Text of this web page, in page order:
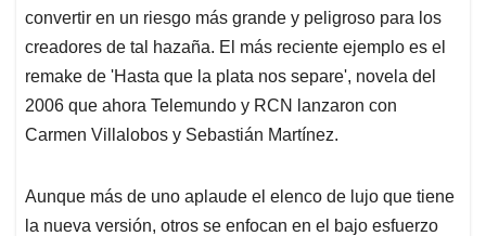
convertir en un riesgo más grande y peligroso para los
creadores de tal hazaña. El más reciente ejemplo es el
remake de 'Hasta que la plata nos separe', novela del
2006 que ahora Telemundo y RCN lanzaron con
Carmen Villalobos y Sebastián Martínez.
Aunque más de uno aplaude el elenco de lujo que tiene
la nueva versión, otros se enfocan en el bajo esfuerzo